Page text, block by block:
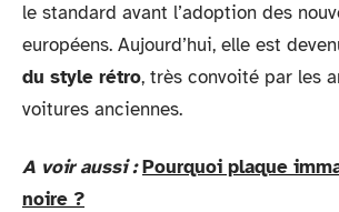
le standard avant l’adoption des
européens. Aujourd’hui, elle est
du style rétro, très convoité par les
voitures anciennes.
A voir aussi : Pourquoi plaque
noire ?